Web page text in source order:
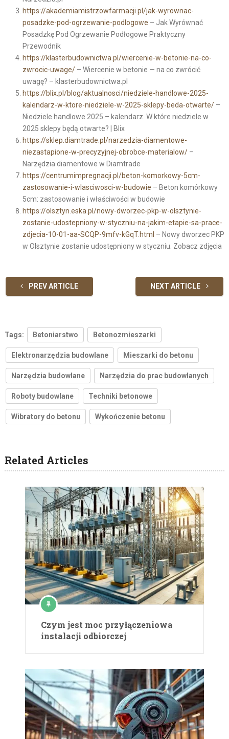
https://akademiamistrzowfarmacji.pl/jak-wyrownac-
posadzke-pod-ogrzewanie-podlogowe – Jak Wyrównać
Posadzkę Pod Ogrzewanie Podłogowe Praktyczny
Przewodnik
https://klasterbudownictwa.pl/wiercenie-w-betonie-na-co-
zwrocic-uwage/– Wiercenie w betonie — na co zwrócić
uwagę? – klasterbudownictwa.pl
https://blix.pl/blog/aktualnosci/niedziele-handlowe-2025-
kalendarz-w-ktore-niedziele-w-2025-sklepy-beda-otwarte/–
Niedziele handlowe 2025 – kalendarz. W które niedziele w
2025 sklepy będą otwarte? | Blix
https://sklep.diamtrade.pl/narzedzia-diamentowe-
niezastapione-w-precyzyjnej-obrobce-materialow/–
Narzędzia diamentowe w Diamtrade
https://centrumimpregnacji.pl/beton-komorkowy-5cm-
zastosowanie-i-wlasciwosci-w-budowie – Beton komórkowy
5cm: zastosowanie i właściwości w budowie
https://olsztyn.eska.pl/nowy-dworzec-pkp-w-olsztynie-
zostanie-udostepniony-w-styczniu-na-jakim-etapie-sa-prace-
zdjecia-10-01-aa-SCQP-9mfv-kGqT.html – Nowy dworzec PKP
w Olsztynie zostanie udostępniony w styczniu. Zobacz zdjęcia
PREV ARTICLE NEXT ARTICLE
Tags: Betoniarstwo Betonozmieszarki
Elektronarzędzia budowlane Mieszarki do betonu
Narzędzia budowlane Narzędzia do prac budowlanych
Roboty budowlane Techniki betonowe
Wibratory do betonu Wykończenie betonu
Related Articles
Czym jest moc przyłączeniowa
instalacji odbiorczej